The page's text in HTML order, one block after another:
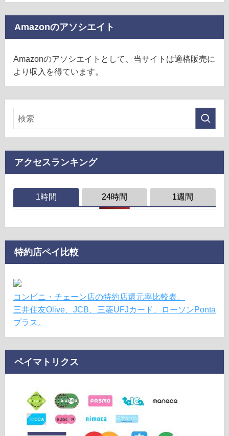
Amazonのアソシエイト
Amazonのアソシエイトとして、当サイトは適格販売に
より収入を得ています。
アクセスランキング
1時間 24時間 1週間
特約店ペイ比較
コンビニ・チェーン店の特約店還元率比較表。
三井住友Olive、JCB、三菱UFJカード、ローソンPonta
プラス。
ペイマトリクス